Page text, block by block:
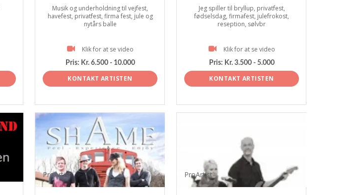
Musik og underholdning til vejfest,
havefest, privatfest, firma fest, jule og
nytårs balle
Klik for at se video
Pris: Kr. 6.500 - 10.000
KONTAKT ARTISTEN
Jeg spiller til bryllup, privatfest,
fødselsdag, firmafest, julefrokost,
reseption, sølvbr
Klik for at se video
Pris: Kr. 3.500 - 5.000
KONTAKT ARTISTEN
ProArtist ProArtist